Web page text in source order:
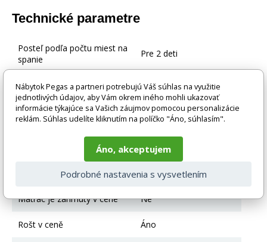
Technické parametre
Posteľ podľa počtu miest na
spanie
Pre 2 deti
Typ postele Manželská posteľ
Farebné prevedenie Biela
Drevo + MDF + HDF
Posteľ bez úložného
priestoru
Matrac je zahrnutý v cene Ne
Rošt v ceně Áno
Nábytok Pegas a partneri potrebujú Váš súhlas na využitie
jednotlivých údajov, aby Vám okrem iného mohli ukazovať
informácie týkajúce sa Vašich záujmov pomocou personalizácie
reklám. Súhlas udelíte kliknutím na políčko "Áno, súhlasím".
Áno, akceptujem
Podrobné nastavenia s vysvetlením